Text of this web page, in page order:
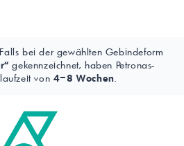
Falls bei der gewählten Gebindeform
gekennzeichnet, haben Petronas-
von 4–8 Wochen.